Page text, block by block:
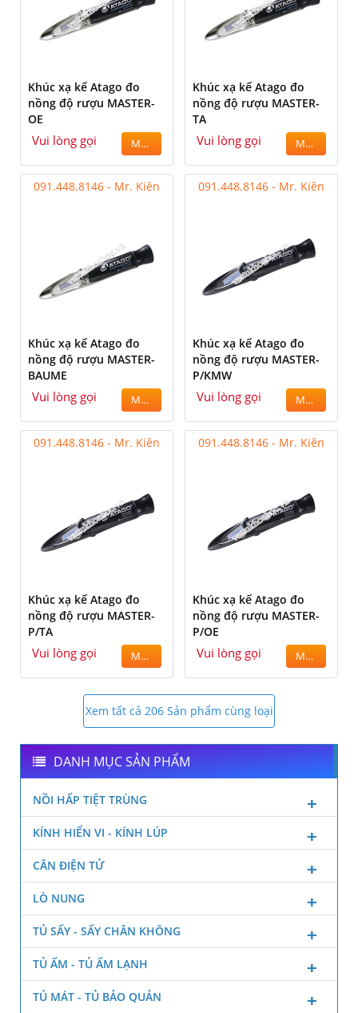
Khúc xạ kế Atago đo
nồng độ rượu MASTER-
OE
Vui lòng gọi MUA
Khúc xạ kế Atago đo
nồng độ rượu MASTER-
TA
Vui lòng gọi MUA
091.448.8146 - Mr. Kiên
Khúc xạ kế Atago đo
nồng độ rượu MASTER-
BAUME
Vui lòng gọi MUA
091.448.8146 - Mr. Kiên
Khúc xạ kế Atago đo
nồng độ rượu MASTER-
P/KMW
Vui lòng gọi MUA
091.448.8146 - Mr. Kiên
Khúc xạ kế Atago đo
nồng độ rượu MASTER-
P/TA
Vui lòng gọi MUA
091.448.8146 - Mr. Kiên
Khúc xạ kế Atago đo
nồng độ rượu MASTER-
P/OE
Vui lòng gọi MUA
Xem tất cả 206 Sản phẩm cùng loại
DANH MỤC SẢN PHẨM
NỒI HẤP TIỆT TRÙNG
KÍNH HIỂN VI - KÍNH LÚP
CÂN ĐIỆN TỬ
LÒ NUNG
TỦ SẤY - SẤY CHÂN KHÔNG
TỦ ẤM - TỦ ẤM LẠNH
TỦ MÁT - TỦ BẢO QUẢN